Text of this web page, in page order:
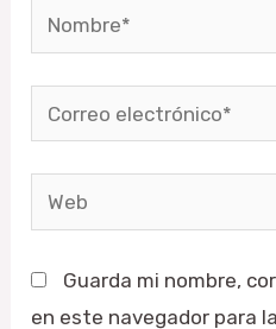
Nombre*
Correo
electrónico*
Web
Guarda mi nombre,
en este navegador para